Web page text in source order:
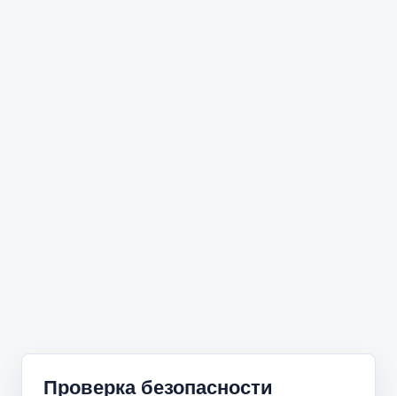
Проверка безопасности